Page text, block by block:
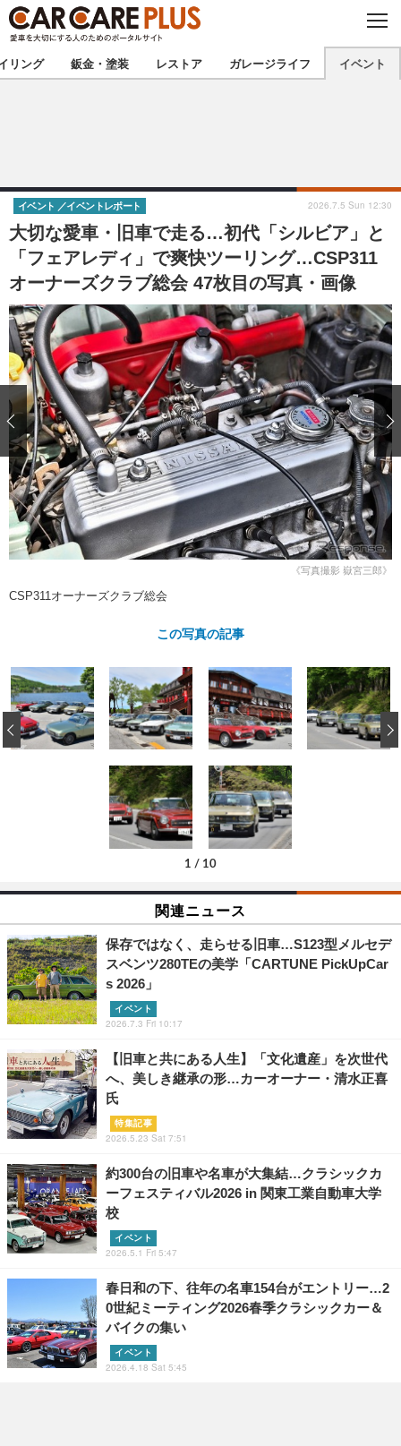
C
O
S
E
★カーケアプラス認定★ 厳選プロショップを地域から探す
甲信越 北陸
東海 関西
中国 四国
九州 沖縄
注目の記事
ショップレポート 愛車 File
自動車豆知識 ストップ！不具合修理＆粗悪修理
鈑金・塗装
ディテイリング
ディテイリング 洗車
ヘッドライト磨き コーティング
フィルム・ラッピング
鈑金・塗装
小キズ直し 防錆
特集記事
ストップ 不具合修理＆粗悪修理
カーメーカー「旧車」関連プロジェ
クト
ショップ紹介
ショップレポート プロショップ検索
レストア
カーメーカー「旧車」関連プロジ
イベント
リング 鈑金・塗装 レストア ガレージライフ イベント
大切な愛車・旧車で走る…初代「シルビア」と
「フェアレディ」で爽快ツーリング…CSP311
オーナーズクラブ総会 47枚目の写真・画像
イベント イベントレポート 2026.7.5 Sun 12:30
《写真撮影 嶽宮三郎》
CSP311オーナーズクラブ総会
この写真の記事
1 / 10
‹
関連ニュース
保存ではなく、走らせる旧車…S123型メルセデ
スベンツ280TEの美学「CARTUNE PickUpCar
s 2026」
イベント
2026.7.3 Fri 10:17
【旧車と共にある人生】「文化遺産」を次世代
へ、美しき継承の形…カーオーナー・清水正喜
氏
特集記事
2026.5.23 Sat 7:51
約300台の旧車や名車が大集結…クラシックカ
ーフェスティバル2026 in 関東工業自動車大学
校
イベント
2026.5.1 Fri 5:47
春日和の下、往年の名車154台がエントリー…2
0世紀ミーティング2026春季クラシックカー＆
バイクの集い
イベント
2026.4.18 Sat 5:45